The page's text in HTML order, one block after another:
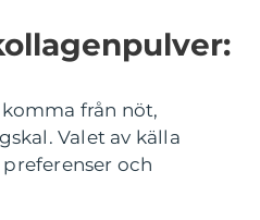
komma från nöt,
Valet av källa
och